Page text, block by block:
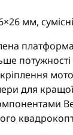
мм,
платформа
для